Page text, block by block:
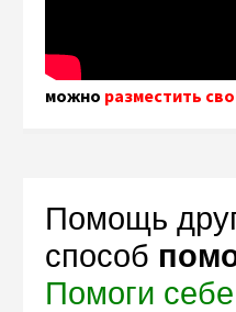
можно разместить
Помощь
способ
Помоги себе